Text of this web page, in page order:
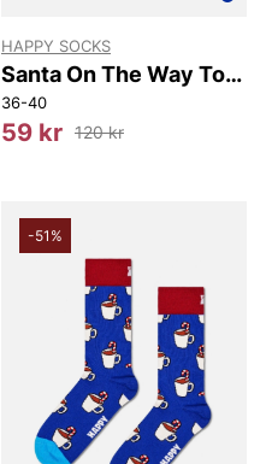
HAPPY SOCKS
Santa On The Way To
Work Sock
36-40
59 kr 120 kr
-51%